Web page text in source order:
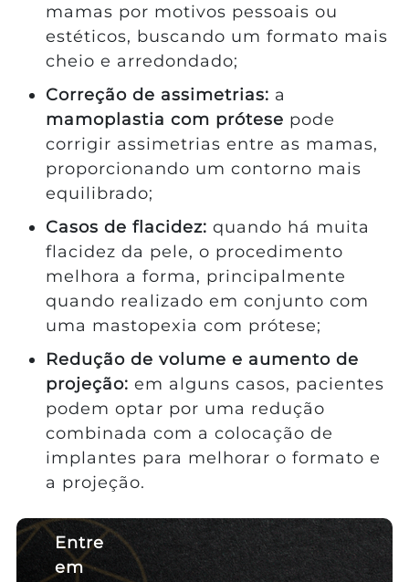
mamas por motivos pessoais ou
estéticos, buscando um formato mais
cheio e arredondado;
Correção de assimetrias: a
mamoplastia com prótese pode
corrigir assimetrias entre as mamas,
proporcionando um contorno mais
equilibrado;
Casos de flacidez: quando há muita
flacidez da pele, o procedimento
melhora a forma, principalmente
quando realizado em conjunto com
uma mastopexia com prótese;
Redução de volume e aumento de
projeção: em alguns casos, pacientes
podem optar por uma redução
combinada com a colocação de
implantes para melhorar o formato e
a projeção.
Entre
em